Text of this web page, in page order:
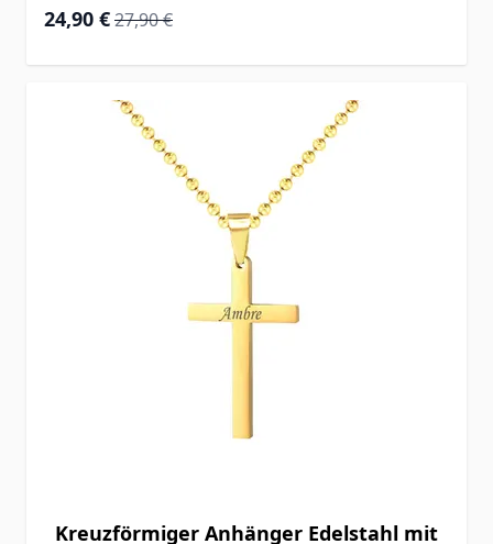
Special Price
24,90 € Regular Price
27,90 €
Kreuzförmiger Anhänger Edelstahl mit